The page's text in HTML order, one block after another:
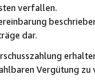
verfallen.
dar.
Vergütung zu